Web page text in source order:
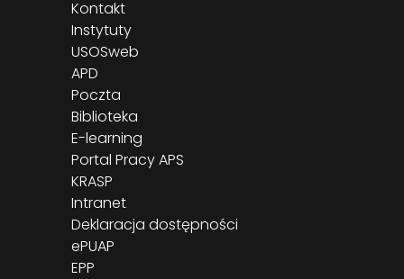
Kontakt
Instytuty
USOSweb
APD
Poczta
Biblioteka
E-learning
Portal Pracy APS
KRASP
Intranet
Deklaracja dostępności
ePUAP
EPP